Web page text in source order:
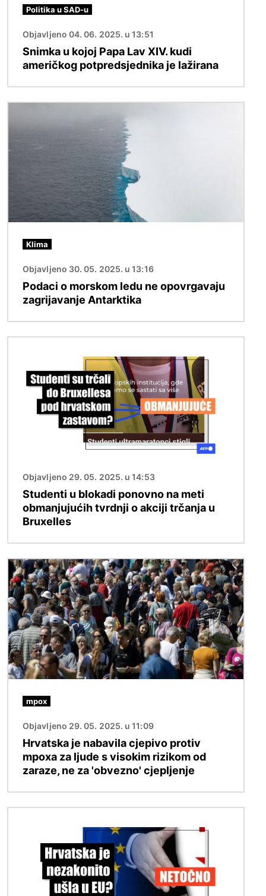
Politika u SAD-u
Objavljeno 04. 06. 2025. u 13:51
Snimka u kojoj Papa Lav XIV. kudi
američkog potpredsjednika je lažirana
Klima
Objavljeno 30. 05. 2025. u 13:16
Podaci o morskom ledu ne opovrgavaju
zagrijavanje Antarktika
Objavljeno 29. 05. 2025. u 14:53
Studenti u blokadi ponovno na meti
obmanjujućih tvrdnji o akciji trčanja u
Bruxelles
Slika
mpox
Objavljeno 29. 05. 2025. u 11:09
Hrvatska je nabavila cjepivo protiv
mpoxa za ljude s visokim rizikom od
zaraze, ne za 'obvezno' cjepljenje